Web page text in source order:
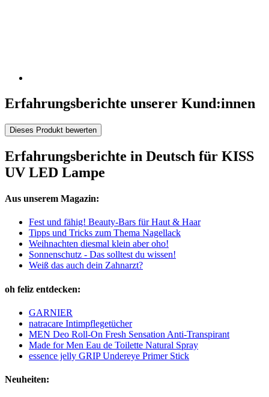
Erfahrungsberichte unserer Kund:innen
Dieses Produkt bewerten
Erfahrungsberichte in Deutsch für KISS
UV LED Lampe
Aus unserem Magazin:
Fest und fähig! Beauty-Bars für Haut & Haar
Tipps und Tricks zum Thema Nagellack
Weihnachten diesmal klein aber oho!
Sonnenschutz - Das solltest du wissen!
Weiß das auch dein Zahnarzt?
oh feliz entdecken:
GARNIER
natracare Intimpflegetücher
MEN Deo Roll-On Fresh Sensation Anti-Transpirant
Made for Men Eau de Toilette Natural Spray
essence jelly GRIP Undereye Primer Stick
Neuheiten: